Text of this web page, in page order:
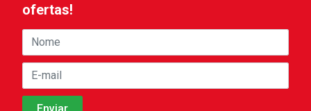
ofertas!